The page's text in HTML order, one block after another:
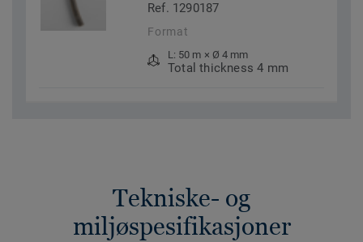
Ref. 1290187
Format
L: 50 m × Ø 4 mm
Total thickness 4 mm
Tekniske- og
miljøspesifikasjoner